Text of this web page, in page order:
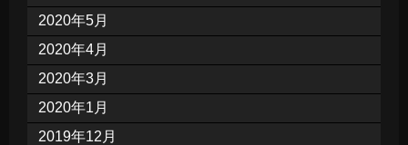
2020年5月
2020年4月
2020年3月
2020年1月
2019年12月